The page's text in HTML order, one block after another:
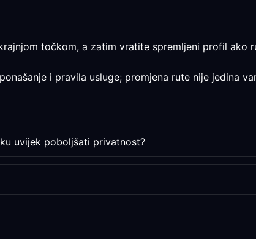
točkom, a zatim vratite spremljeni profil ako
i pravila usluge; promjena rute nije jedina
uvijek poboljšati privatnost?